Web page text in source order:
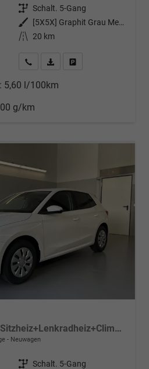
Getriebe Schalt. 5-Gang
Außenfarbe
[5X5X] Graphit Grau Metallic
Kilometerstand 20 km
Wir rufen Sie anPDF-Datei, Fahrzeugexposé
5,60 l/100km
g/km
Selection 95PS GV4+Sitzheiz+Lenkradheiz+Climatronic+Sunset+AppConnect+PDC
Neuwagen
Getriebe Schalt. 5-Gang